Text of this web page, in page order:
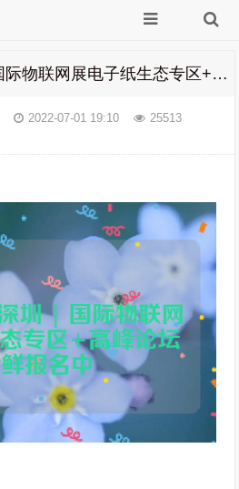
8月18-20日 深圳 | 国际物联网展电子纸生态专区+高峰论坛 抢鲜报名中
2022-07-01 19:10
25513